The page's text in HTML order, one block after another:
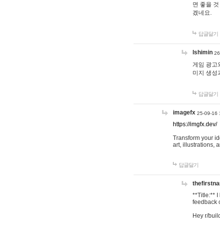
면 좋을
겠네요.
답글달기
lshimin
게임 광고
미지 생성
답글달기
imagefx 25-09-16
https://imgfx.dev/
Transform your
art, illustrations,
답글달기
**Title:** I
feedback
Hey r/